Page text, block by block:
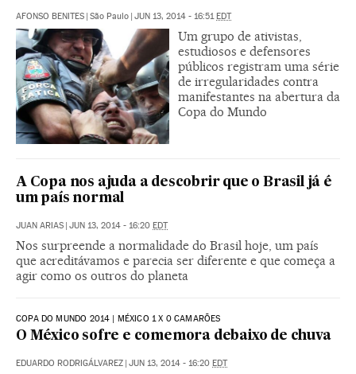
AFONSO BENITES | São Paulo | JUN 13, 2014 - 16:51EDT
Um grupo de ativistas,
estudiosos e defensores
públicos registram uma série
de irregularidades contra
manifestantes na abertura da
Copa do Mundo
A Copa nos ajuda a descobrir que o Brasil já é
um país normal
JUAN ARIAS | JUN 13, 2014 - 16:20 EDT
Nos surpreende a normalidade do Brasil hoje, um país
que acreditávamos e parecia ser diferente e que começa a
agir como os outros do planeta
COPA DO MUNDO 2014 | MÉXICO 1 X 0 CAMARÕES
O México sofre e comemora debaixo de chuva
EDUARDO RODRIGÁLVAREZ | JUN 13, 2014 - 16:20 EDT